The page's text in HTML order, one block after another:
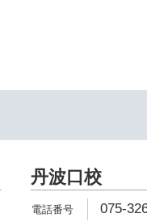
丹波口校
075-